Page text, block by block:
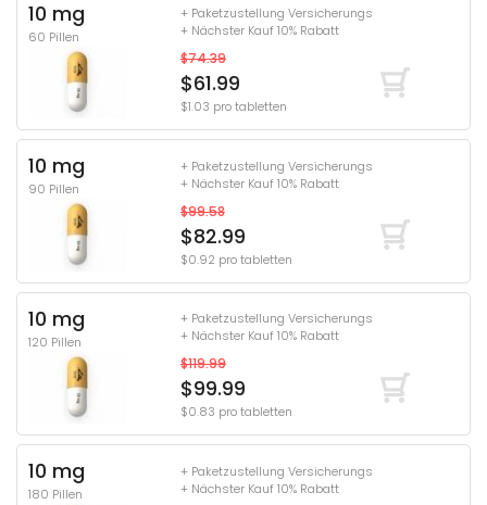
10 mg
60 Pillen
+ Paketzustellung Versicherungs
+ Nächster Kauf 10% Rabatt
$74.39
$61.99
$1.03 pro tabletten
10 mg
90 Pillen
+ Paketzustellung Versicherungs
+ Nächster Kauf 10% Rabatt
$99.58
$82.99
$0.92 pro tabletten
10 mg
120 Pillen
+ Paketzustellung Versicherungs
+ Nächster Kauf 10% Rabatt
$119.99
$99.99
$0.83 pro tabletten
10 mg
180 Pillen
+ Paketzustellung Versicherungs
+ Nächster Kauf 10% Rabatt